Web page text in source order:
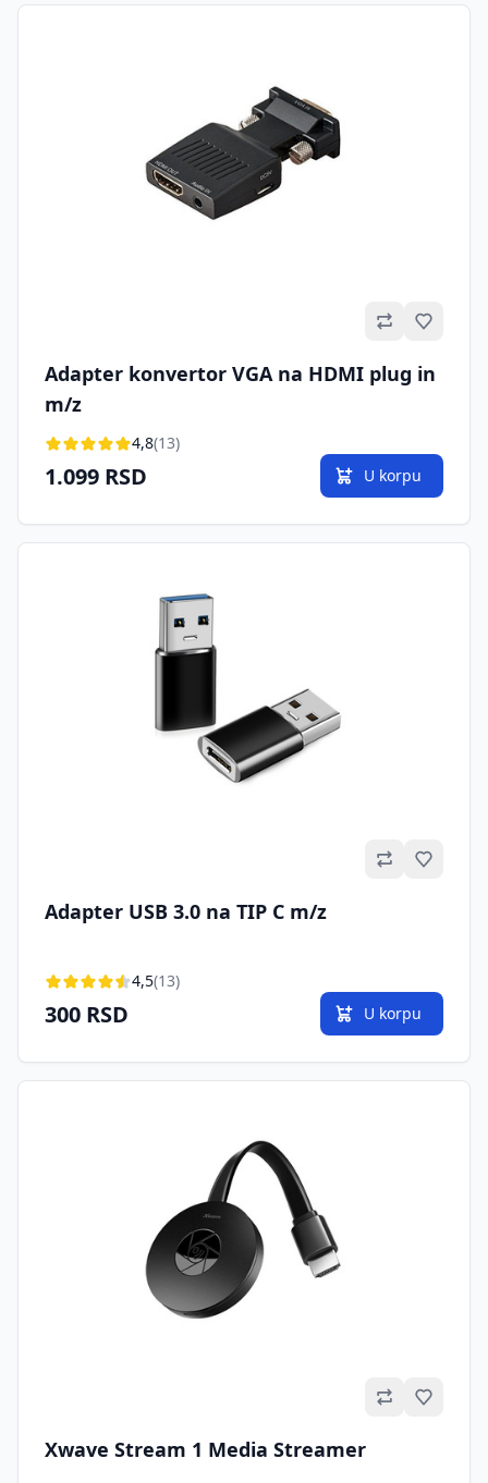
Adapter konvertor VGA na HDMI plug in
m/z
4,8(13)
1.099 RSD U korpu
Adapter USB 3.0 na TIP C m/z
4,5(13)
300 RSD U korpu
Xwave Stream 1 Media Streamer